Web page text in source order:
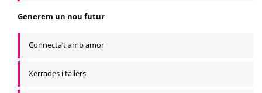
Generem un nou futur
Connecta’t amb amor
Xerrades i tallers